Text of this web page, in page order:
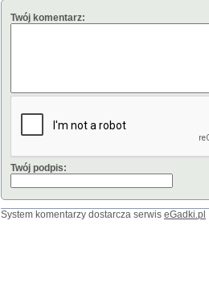
Twój komentarz:
Twój podpis:
System komentarzy dostarcza serwis eGadki.pl